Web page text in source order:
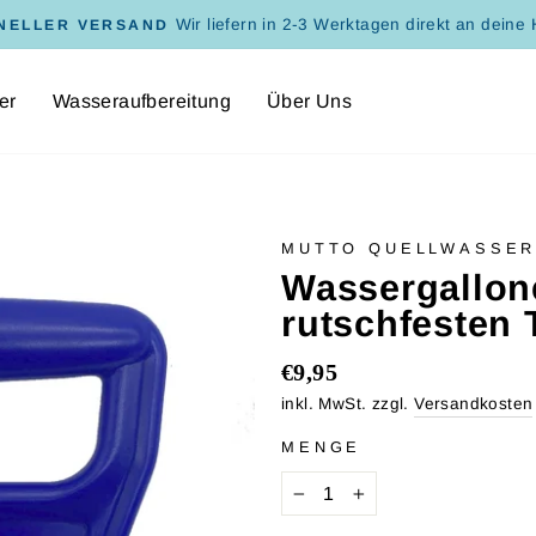
Pause
AUS HAMBURG Unser Wasser wird in Hamburg
Wasseraufbereitung Über Uns
MUTTO QUELLWASSER
rutschfesten
Normaler
Preis
€9,95
inkl. MwSt. zzgl.Versandkosten
MENGE